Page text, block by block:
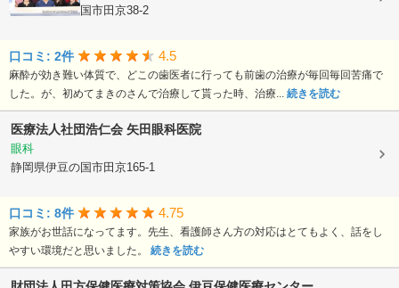
静岡県伊豆の国市田京38-2
口コミ: 2件 4.5
麻酔が効き難い体質で、どこの歯医者に行っても前歯の治療が毎回毎回苦痛で
した。が、初めてまきのさんで治療して貰った時、治療... 続きを読む
医療法人社団浩仁会 矢田眼科医院
眼科
静岡県伊豆の国市田京165-1
口コミ: 8件 4.75
家族がお世話になってます。先生、看護師さん方の対応はとてもよく、話をし
やすい環境だと思いました。 続きを読む